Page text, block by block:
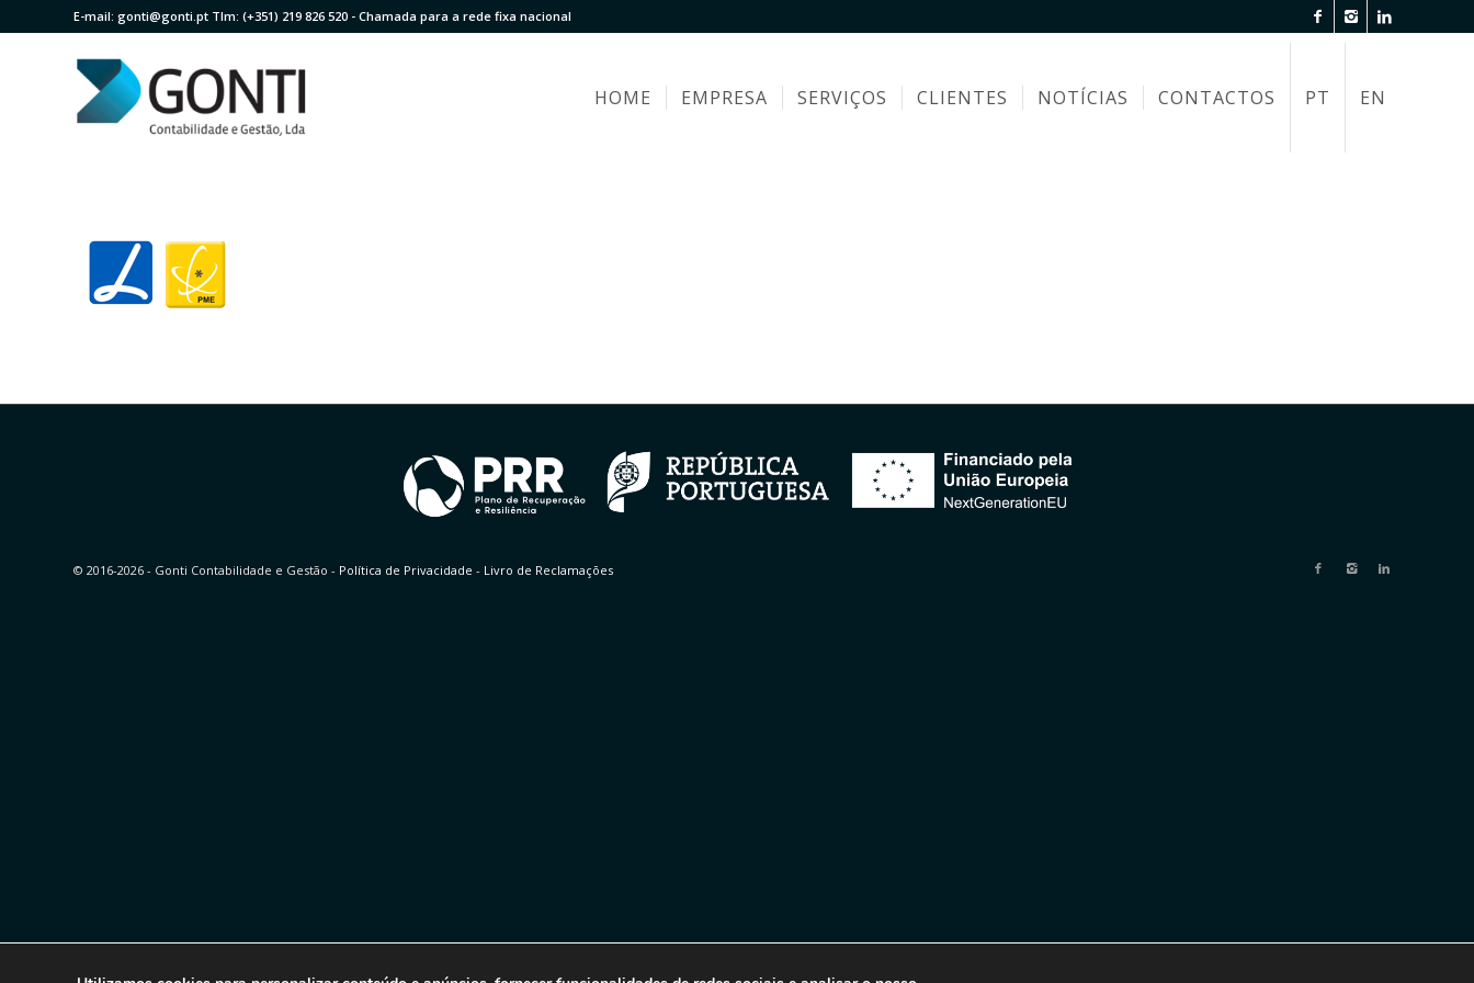
E-mail: gonti@gonti.pt Tlm: (+351) 219 826 520 - Chamada para a rede fixa nacional
HOME EMPRESA SERVIÇOS CLIENTES NOTÍCIAS CONTACTOS PT EN
© 2016-2026 - Gonti Contabilidade e Gestão - Política de Privacidade - Livro de Reclamações